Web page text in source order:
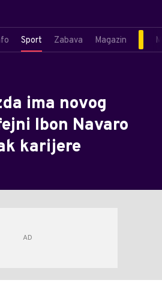
Sport Zabava Magazin
ima novog
Ibon Navaro
karijere